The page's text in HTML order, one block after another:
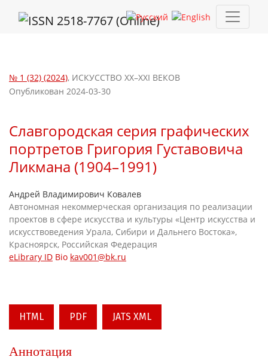
Славгородская серия графических портретов Григория
№ 1 (32) (2024), ИСКУССТВО XX–XXI ВЕКОВ
Славгородская серия графических
портретов Григория Густавовича
Ликмана (1904–1991)
Опубликован 2024-03-30
Андрей Владимирович Ковалев
Автономная некоммерческая организация по реализации
проектов в сфере искусства и культуры «Центр искусства и
искусствоведения Урала, Сибири и Дальнего Востока»,
Красноярск, Российская Федерация
eLibrary ID Bio kav001@bk.ru
HTML PDF JATS XML
Аннотация